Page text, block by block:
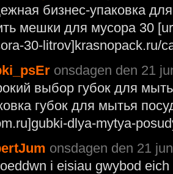
бизнес-упаковка
мешки для мусора 30
30-litrov]krasnopack.ru/
onsdagen den 21
выбор губок для
губок для мытья
dlya-mytya-
onsdagen den 21
i eisiau gwybod eich